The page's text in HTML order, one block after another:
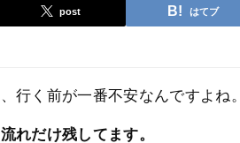
post はてブ
行く前が一番不安なんですよね。
れだけ残してます。